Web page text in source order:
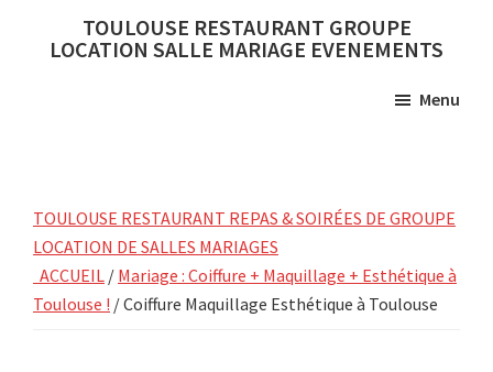
TOULOUSE RESTAURANT GROUPE
LOCATION SALLE MARIAGE EVENEMENTS
Menu
TOULOUSE RESTAURANT REPAS & SOIRÉES DE GROUPE
LOCATION DE SALLES MARIAGES
ACCUEIL / Mariage : Coiffure + Maquillage + Esthétique à
Toulouse ! / Coiffure Maquillage Esthétique à Toulouse